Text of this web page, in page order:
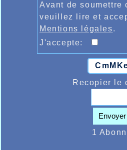
Avant de soumettre
veuillez lire et
Mentions légales.
J'accepte:
Recopier le
Envoyer
1